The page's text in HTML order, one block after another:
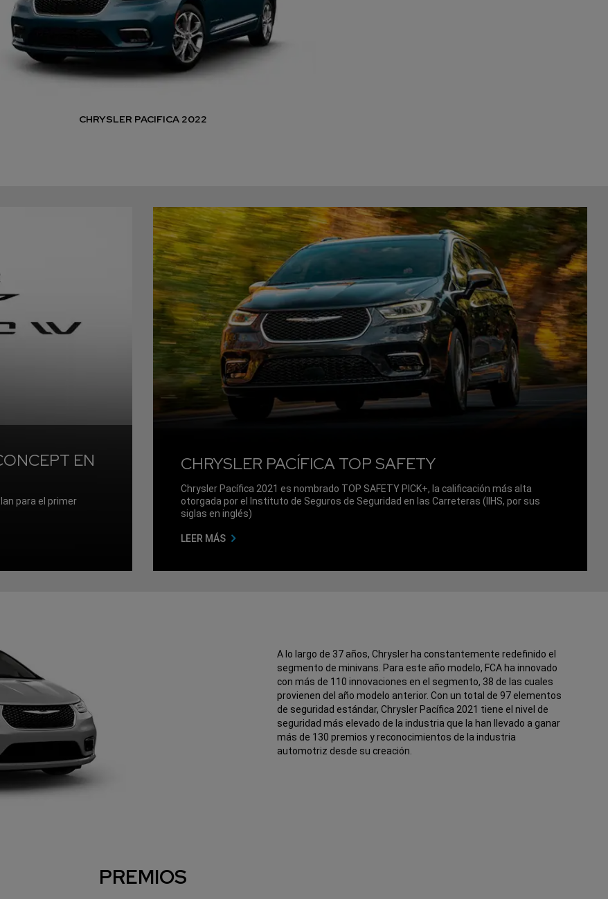
CHRYSLER PACIFICA 2022
EN
para el primer
CHRYSLER PACÍFICA TOP SAFETY
Chrysler Pacífica 2021 es nombrado TOP SAFETY PICK+, la calificación más alta
otorgada por el Instituto de Seguros de Seguridad en las Carreteras (IIHS, por sus
siglas en inglés)
LEER MÁS
A lo largo de 37 años, Chrysler ha constantemente redefinido el
segmento de minivans. Para este año modelo, FCA ha innovado
con más de 110 innovaciones en el segmento, 38 de las cuales
provienen del año modelo anterior. Con un total de 97 elementos
de seguridad estándar, Chrysler Pacífica 2021 tiene el nivel de
seguridad más elevado de la industria que la han llevado a ganar
más de 130 premios y reconocimientos de la industria
automotriz desde su creación.
PREMIOS